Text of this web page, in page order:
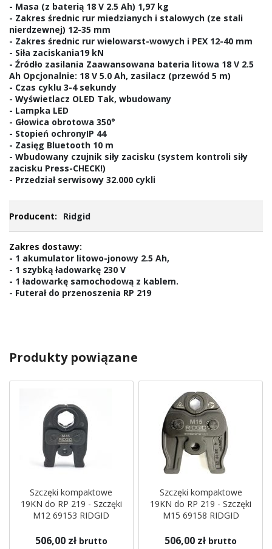
- Masa (z baterią 18 V 2.5 Ah) 1,97 kg
- Zakres średnic rur miedzianych i stalowych (ze stali
nierdzewnej) 12-35 mm
- Zakres średnic rur wielowarst-wowych i PEX 12-40 mm
- Siła zaciskania19 kN
- Źródło zasilania Zaawansowana bateria litowa 18 V 2.5
Ah Opcjonalnie: 18 V 5.0 Ah, zasilacz (przewód 5 m)
- Czas cyklu 3-4 sekundy
- Wyświetlacz OLED Tak, wbudowany
- Lampka LED
- Głowica obrotowa 350°
- Stopień ochronyIP 44
- Zasięg Bluetooth 10 m
- Wbudowany czujnik siły zacisku (system kontroli siły
zacisku Press-CHECK!)
- Przedział serwisowy 32.000 cykli
Ridgid
- 1 akumulator litowo-jonowy 2.5 Ah,
- 1 szybką ładowarkę 230 V
- 1 ładowarkę samochodową z kablem.
- Futerał do przenoszenia RP 219
Produkty powiązane
Szczęki kompaktowe
19KN do RP 219 - Szczęki
M12 69153 RIDGID
506,00 zł brutto
Szczęki kompaktowe
19KN do RP 219 - Szczęki
M15 69158 RIDGID
506,00 zł brutto